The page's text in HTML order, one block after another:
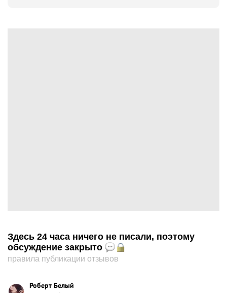
Здесь 24 часа ничего не писали, поэтому
обсуждение закрыто
правила публикации отзывов
Роберт Белый